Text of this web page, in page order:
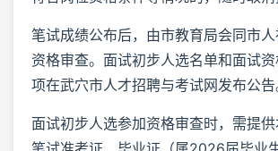
笔试成绩公布后，由市教育局会同市
资格审查。面试初步人选名单和面试
项在武穴市人才招聘与考试网发布公告
面试初步人选参加资格审查时，需提供